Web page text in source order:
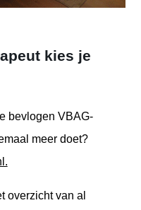
kies je
bevlogen VBAG-
meer doet?
overzicht van al